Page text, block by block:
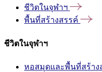
ชีวิตในจุฬาฯ
พื้นที่สร้างสรรค์
ชีวิตในจุฬาฯ
หอสมุดและพื้นที่สร้าง